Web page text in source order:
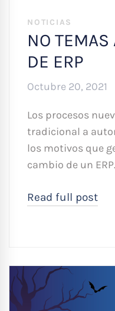
NOTICIAS
NO
DE ERP
Octubre 20, 2021
Los procesos
tradicional a
los motivos que
cambio de un
Read full post